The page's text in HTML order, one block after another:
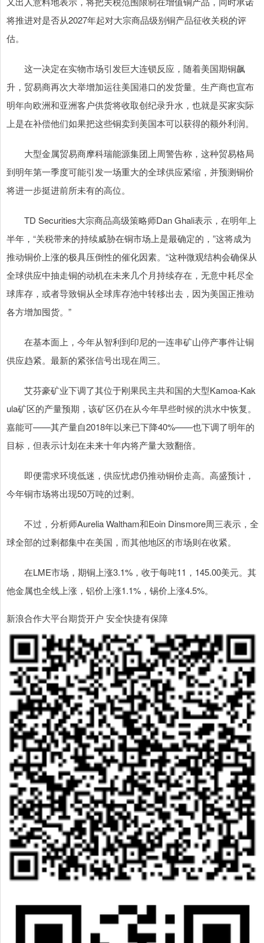
将推进对是否从2027年起对大宗商品级别铜产品征收关税的评
估。
这一决定在实物市场引发巨大连锁反应，随着美国期铜飙
升，贸易商再次大举增加运往美国港口的发货量。生产商也宣布
明年向欧洲和亚洲客户供货将收取创纪录升水，也就是买家实际
上是在补偿他们如果把这些铜卖到美国本可以获得的额外利润。
大型金属贸易商摩科瑞能源集团上周警告称，这种贸易格局
到明年第一季度可能引发一场重大的全球供应紧缩，并预测铜价
将进一步挺进前所未有的高位。
TD Securities大宗商品高级策略师Dan Ghali表示，在明年上
半年，“关税带来的持续威胁在铜市场上是最确定的，”这将成为
推动铜价上涨的极具压倒性的催化因素。“这种微观结构会确保从
全球供应中抽走铜的动机在未来几个月持续存在，无意中耗尽全
球库存，或者导致铜从全球库存池中转移出去，因为美国正推动
各方增加囤货。”
在基本面上，今年从智利到印尼的一连串矿山停产事件让铜
供应趋紧。最新的紧张信号出现在周三。
艾芬豪矿业下调了其位于刚果民主共和国的大型Kamoa-Kak
ula矿区的产量预期，该矿区仍在从今年早些时候的洪水中恢复。
嘉能可——其产量自2018年以来已下降40%——也下调了明年的
目标，但表示计划在未来十年内将产量大致翻倍。
即便需求环境低迷，供应忧虑仍推动铜价走高。高盛预计，
今年铜市场将出现50万吨的过剩。
不过，分析师Aurelia Waltham和Eoin Dinsmore周三表示，全
球全部的过剩都集中在美国，而其他地区的市场则在收紧。
在LME市场，期铜上涨3.1%，收于每吨11，145.00美元。其
他金属也全线上涨，铝价上涨1.1%，锡价上涨4.5%。
新浪合作大平台期货开户 安全快捷有保障